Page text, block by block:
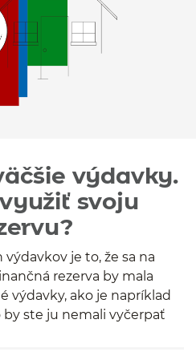
výdavky.
svoju
je to, že sa na
rezerva by mala
výdavky, ako je napríklad
ste ju nemali vyčerpať